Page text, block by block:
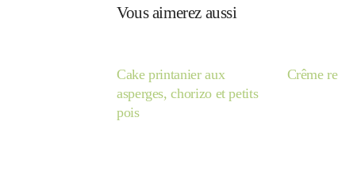
Vous aimerez aussi
Cake printanier aux
asperges, chorizo et petits
pois
Crême